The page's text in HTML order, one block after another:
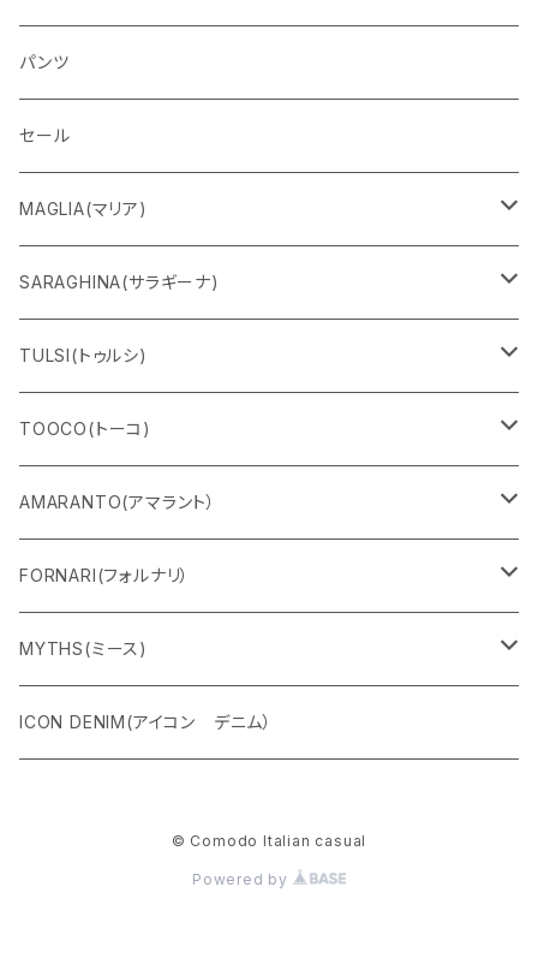
パンツ
セール
MAGLIA(マリア)
Ｔシャツ
スウェット
ロングＴシャツ
パンツ
フーディー
ZIPパーカー
ハーフスリーブ
SARAGHINA(サラギーナ)
サングラス
メガネフレーム
マスク
TULSI(トゥルシ)
ブレスレット
リング
ベルト
バック
TOOCO(トーコ)
シャルパベスト
水着
カーディガン
シャツ
AMARANTO(アマラント）
セーター
カーディガン
コート
FORNARI(フォルナリ）
リバーシブルバッグ
ストール
MYTHS(ミース)
パンツ
ICON DENIM(アイコン デニム）
© Comodo Italian casual
Powered by